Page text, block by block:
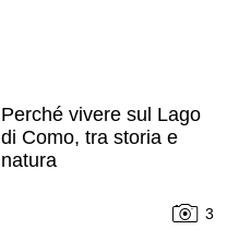
Perché vivere sul Lago
di Como, tra storia e
natura
3